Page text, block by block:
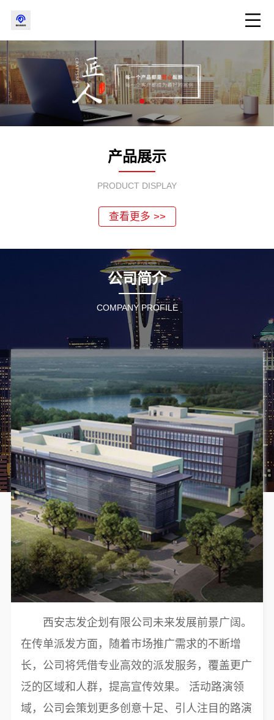
产品展示
PRODUCT DISPLAY
查看更多 >>
公司简介
COMPANY PROFILE
西安志发企划有限公司未来发展前景广阔。
在传单派发方面，随着市场推广需求的不断增
长，公司将凭借专业高效的派发服务，覆盖更广
泛的区域和人群，提高宣传效果。 活动路演领
域，公司会策划更多创意十足、引人注目的路演